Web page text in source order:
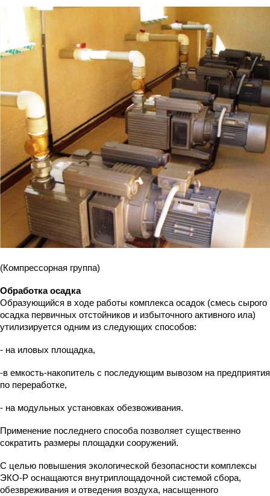
(Компрессорная группа)
Обработка осадка
Образующийся в ходе работы комплекса осадок (смесь сырого
осадка первичных отстойников и избыточного активного ила)
утилизируется одним из следующих способов:
- на иловых площадка,
-в емкость-накопитель с последующим вывозом на предприятия
по переработке,
- на модульных установках обезвоживания.
Применение последнего способа позволяет существенно
сократить размеры площадки сооружений.
С целью повышения экологической безопасности комплексы
ЭКО-Р оснащаются внутриплощадочной системой сбора,
обезвреживания и отведения воздуха, насыщенного